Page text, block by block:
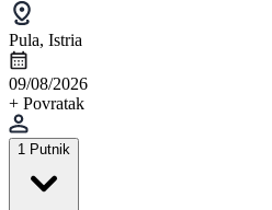
Pula, Istria
09/08/2026
+ Povratak
1 Putnik